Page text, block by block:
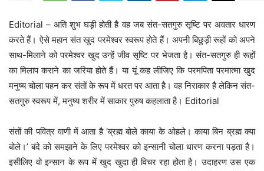
Editorial – अति शुभ घड़ी होती है वह जब संत-सतगुरु सृष्टि पर अवतार धारण
करते हैं। ऐसे महान संत खुद परमेश्वर स्वरूप होते हैं। अपनी बिछुड़ी रूहों को अपने
साथ-मिलाने को परमेश्वर खुद उन्हें जीव सृष्टि पर भेजता है। संत-सतगुरु ही रूहों
का मिलाप कराने का जरिया होते हैं। या यूं कह लीजिए कि परमपिता परमात्मा खुद
मनुष्य चोला पहन कर संतों के रूप में धरत पर आता है। वह निराकार है लेकिन संत-
सतगुरु स्वरूप में, मनुष्य शरीर में साकार पुरुष कहलाता है। Editorial
संतों की पवित्र वाणी में आता है ‘ब्रह्म बोले काया के ओहले। काया बिन ब्रह्म क्या
बोले।’ बंदे को समझाने के लिए परमेश्वर को इन्सानी चोला धारण करना पड़ता है।
इसीलिए वो इन्सान के रूप में खुद खुदा ही विचर रहा होता है। उदाहरण उस एक